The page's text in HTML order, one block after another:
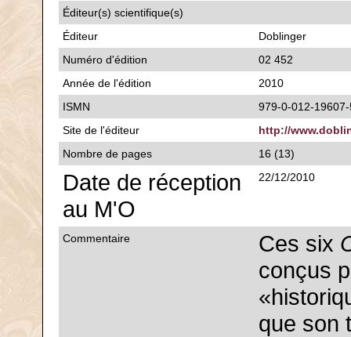
Éditeur(s) scientifique(s)
Éditeur
Doblinger
Numéro d'édition
02 452
Année de l'édition
2010
ISMN
979-0-012-
Site de l'éditeur
http://
Nombre de pages
16 (13)
Date de réception
au M'O
22/12/2010
Commentaire Ces six
conçus
que son